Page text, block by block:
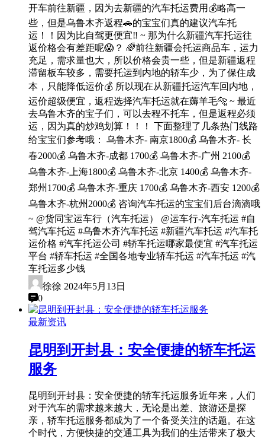
开车前往新疆，因为去新疆的汽车托运费用💰略高一
些，但是乌鲁木齐返程🚗的宝宝们真的建议汽车托
运！！因为比自驾更便宜‼ ~ 那为什么新疆汽车托运往
返价格会有差距呢😱？ 🌈前往新疆会托运商品车，运力
充足，需求量也大，所以价格会贵一些，但是新疆返程
滞留板车较多，需要托运到内地的轿车少，为了保住成
本，只能降低运价💰 所以现在从新疆托运汽车回内地，
运价超级便宜，返程选择汽车托运就在薅羊毛🐅 ~ 最近
去乌鲁木齐的宝子们，可以去程不托车，但是返程必须
运，因为真的炒鸡划算！！！ 下面整理了几条热门线路
给宝宝们参考哦： 乌鲁木齐- 南京1800💰 乌鲁木齐- 长
春2000💰 乌鲁木齐-成都 1700💰 乌鲁木齐-广州 2100💰
乌鲁木齐-上海1800💰 乌鲁木齐-北京 1400💰 乌鲁木齐-
郑州1700💰 乌鲁木齐-重庆 1700💰 乌鲁木齐-西安 1200💰
乌鲁木齐-杭州2000💰 咨询汽车托运的宝宝们后台滴滴哦
~ @货同宝运车行（汽车托运） @运车行-汽车托运 #自
驾汽车托运 #乌鲁木齐汽车托运 #新疆汽车托运 #汽车托
运价格 #汽车托运公司 #轿车托运哪家最便宜 #汽车托运
平台 #轿车托运 #全国各地专业轿车托运 #汽车托运 #汽
车托运多少钱
徐徐 2024年5月13日
0
最新资讯
昆明到开封县：安全便捷的轿车托运
服务
昆明到开封县：安全便捷的轿车托运服务近年来，人们
对于汽车的需求越来越大，无论是出差、旅游还是探
亲，轿车托运服务都成为了一个备受关注的话题。在这
个时代，方便快捷的交通工具为我们的生活带来了极大